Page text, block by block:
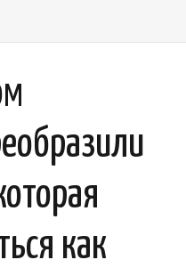
как